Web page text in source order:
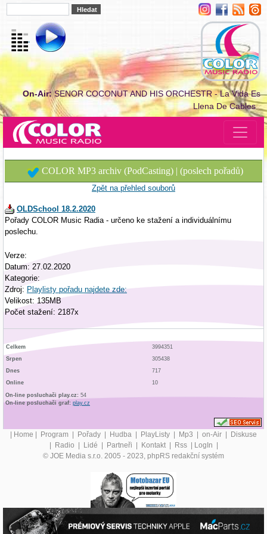
On-Air:SENOR COCONUT AND HIS ORCHESTR - La Vida Es
Llena De Cables
COLOR MP3 archiv (PodCasting) | (poslech pořadů)
Zpět na přehled souborů
OLDSchool 18.2.2020
Pořady COLOR Music Radia - určeno ke stažení a individuálnímu
poslechu.
Verze:
Datum: 27.02.2020
Kategorie:
Zdroj: Playlisty pořadu najdete zde:
Velikost: 135MB
Počet stažení: 2187x
Celkem
3994351
Srpen
305438
Dnes
717
Online
10
On-line posluchači play.cz: 54
On-line posluchači graf: play.cz
| Home | Program | Pořady | Hudba | PlayListy | Mp3 | on-Air | Diskuse
| Radio | Lidé | Partneři | Kontakt | Rss | LogIn |
© JOE Media s.r.o. 2005 - 2023, phpRS redakční systém